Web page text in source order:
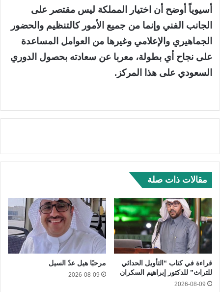
أسيوياً أوضح أن اختيار المملكة ليس مقتصر على
الجانب الفني وإنما من جميع الأمور كالتنظيم والحضور
الجماهيري والإعلامي وغيرها من العوامل المساعدة
على نجاح أي بطولة، معربا عن سعادته بحصول الدوري
السعودي على هذا المركز.
مقالات ذات صلة
قراءة في كتاب “التأويل الحداثي
للتراث” للدكتور إبراهيم السكران
2026-08-09
مرحبًا هيل عدّ السيل
2026-08-09